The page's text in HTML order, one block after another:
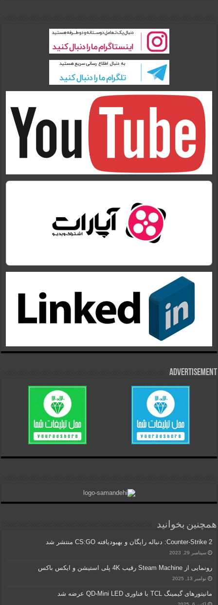
Advertisement
همچنین بخوانید
Counter-Strike 2: دنباله رایگان و بهبودیافته CS:GO منتشر شد
سپتامبر 29, 2023
رونمایی از Steam Machine رقیب 4K پلی استیشن و ایکس باکس
نوامبر 13, 2025
مانیتورهای گیمینگ TCL با فناوری QD-Mini LED عرضه شد